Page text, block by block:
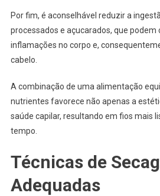
Por fim, é aconselhável reduzir a
processados e açucarados, que podem
inflamações no corpo e,
cabelo.
A combinação de uma alimentação
nutrientes favorece não apenas a
saúde capilar, resultando em fios mais
tempo.
Técnicas de
Adequadas